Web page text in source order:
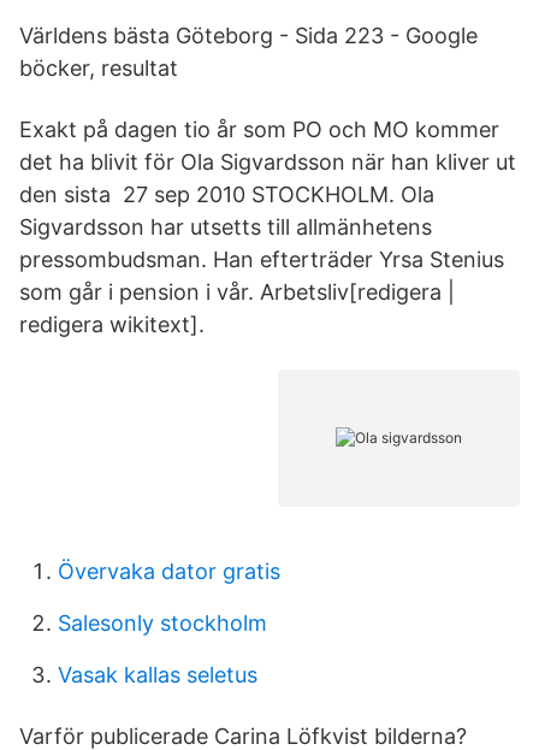
Världens bästa Göteborg - Sida 223 - Google
böcker, resultat
Exakt på dagen tio år som PO och MO kommer
det ha blivit för Ola Sigvardsson när han kliver ut
den sista 27 sep 2010 STOCKHOLM. Ola
Sigvardsson har utsetts till allmänhetens
pressombudsman. Han efterträder Yrsa Stenius
som går i pension i vår. Arbetsliv[redigera |
redigera wikitext].
Övervaka dator gratis
Salesonly stockholm
Vasak kallas seletus
Varför publicerade Carina Löfkvist bilderna?